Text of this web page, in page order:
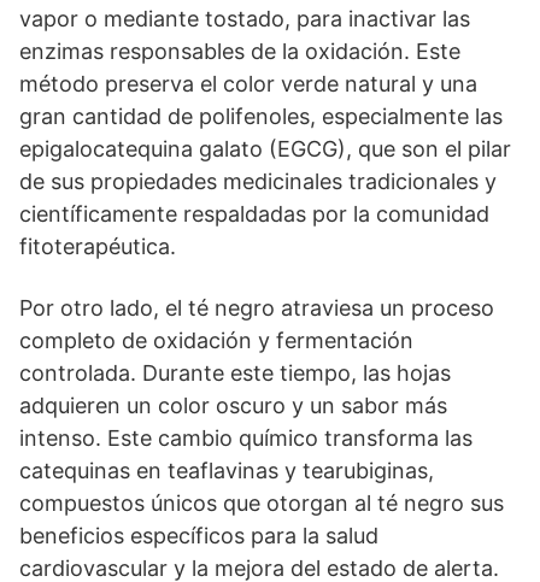
vapor o mediante tostado, para inactivar las
enzimas responsables de la oxidación. Este
método preserva el color verde natural y una
gran cantidad de polifenoles, especialmente las
epigalocatequina galato (EGCG), que son el pilar
de sus propiedades medicinales tradicionales y
científicamente respaldadas por la comunidad
fitoterapéutica.
Por otro lado, el té negro atraviesa un proceso
completo de oxidación y fermentación
controlada. Durante este tiempo, las hojas
adquieren un color oscuro y un sabor más
intenso. Este cambio químico transforma las
catequinas en teaflavinas y tearubiginas,
compuestos únicos que otorgan al té negro sus
beneficios específicos para la salud
cardiovascular y la mejora del estado de alerta.